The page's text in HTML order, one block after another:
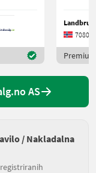
7080 H
AS
/ Nakladalna